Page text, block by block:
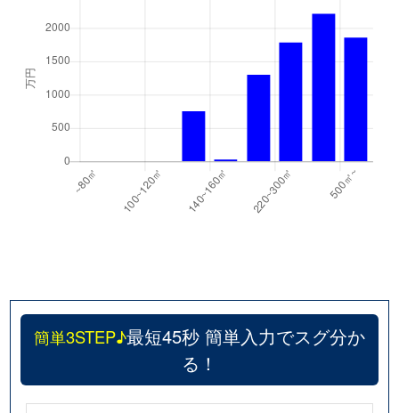
簡単3STEP♪最短45秒 簡単入力でスグ分か
る！